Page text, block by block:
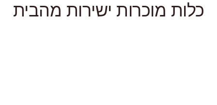
כלות מוכרות ישירות מהבית